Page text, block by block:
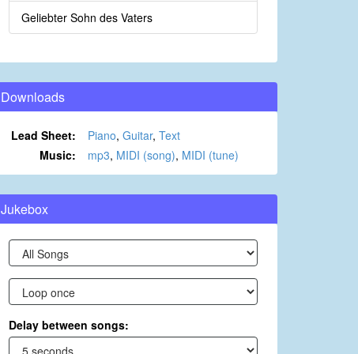
Geliebter Sohn des Vaters
Downloads
Lead Sheet: Piano, Guitar, Text
Music:
mp3, MIDI (song), MIDI (tune)
Jukebox
Delay between songs: